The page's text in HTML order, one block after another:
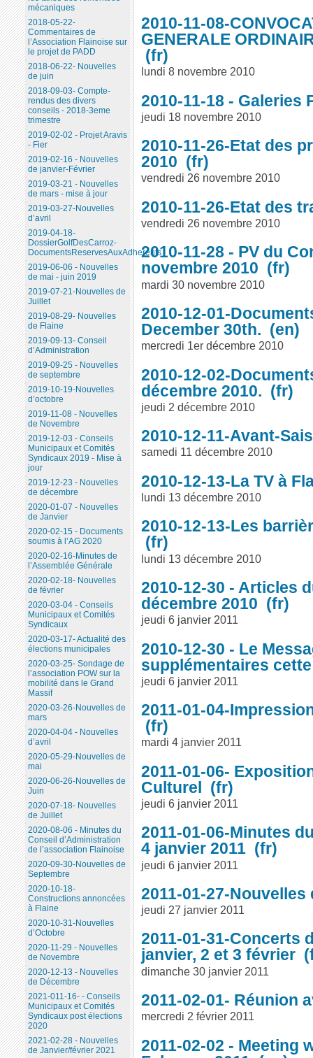
2010-11-08-
GENERALE
lundi 8 novembre 2010
2010-11-18 - Galeries
jeudi 18 novembre 2010
2010-11-26-Etat des
2010
vendredi 26 novembre 2010
2010-11-26-Etat des
vendredi 26 novembre 2010
2010-11-28 - PV du
novembre 2010
mardi 30 novembre 2010
2010-12-01-
December 30th.
mercredi 1er décembre 2010
2010-12-02-
décembre 2010.
jeudi 2 décembre 2010
2010-12-11-Avant-
samedi 11 décembre 2010
2010-12-13-La TV à
lundi 13 décembre 2010
2010-12-13-Les
lundi 13 décembre 2010
2010-12-30 - Articles
décembre 2010
jeudi 6 janvier 2011
2010-12-30 - Le
supplémentaires
jeudi 6 janvier 2011
2011-01-04-
mardi 4 janvier 2011
2011-01-06-
Culturel
jeudi 6 janvier 2011
2011-01-06-Minutes
4 janvier 2011
jeudi 6 janvier 2011
2011-01-27-
jeudi 27 janvier 2011
2011-01-31-Concerts
janvier, 2 et 3 février
dimanche 30 janvier 2011
2011-02-01- Réunion
mercredi 2 février 2011
2011-02-02 - Meeting
mécaniques
2018-05-22-
Commentaires de
l’Association Flainoise sur
le projet de PADD
2018-06-22- Nouvelles
de juin
2018-09-03- Compte-
rendus des divers
conseils - 2018-3eme
trimestre
2019-02-02 - Projet Aravis
- Fier
2019-02-16 - Nouvelles
de janvier-Février
2019-03-21 - Nouvelles
de mars - mise à jour
2019-03-27-Nouvelles
d’avril
2019-04-18-
DossierGolfDesCarroz-
DocumentsReservesAuxAdherents
2019-06-06 - Nouvelles
de mai - juin 2019
2019-07-21-Nouvelles de
Juillet
2019-08-29- Nouvelles
de Flaine
2019-09-13- Conseil
d’Administration
2019-09-25 - Nouvelles
de septembre
2019-10-19-Nouvelles
d’octobre
2019-11-08 - Nouvelles
de Novembre
2019-12-03 - Conseils
Municipaux et Comités
Syndicaux 2019 - Mise à
jour
2019-12-23 - Nouvelles
de décembre
2020-01-07 - Nouvelles
de Janvier
2020-02-15 - Documents
soumis à l’AG 2020
2020-02-16-Minutes de
l’Assemblée Générale
2020-02-18- Nouvelles
de février
2020-03-04 - Conseils
Municipaux et Comités
Syndicaux
2020-03-17- Actualité des
élections municipales
2020-03-25- Sondage de
l’association POW sur la
mobilité dans le Grand
Massif
2020-03-26-Nouvelles de
mars
2020-04-04 - Nouvelles
d’avril
2020-05-29-Nouvelles de
mai
2020-06-26-Nouvelles de
Juin
2020-07-18- Nouvelles
de Juillet
2020-08-06 - Minutes du
Conseil d’Administration
de l’association Flainoise
2020-09-30-Nouvelles de
Septembre
2020-10-18-
Constructions annoncées
à Flaine
2020-10-31-Nouvelles
d’Octobre
2020-11-29 - Nouvelles
de Novembre
2020-12-13 - Nouvelles
de Décembre
2021-011-16- - Conseils
Municipaux et Comités
Syndicaux post élections
2020
2021-02-28 - Nouvelles
de Janvier/février 2021